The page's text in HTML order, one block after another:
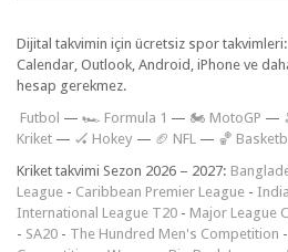
Dijital takvimin için ücretsiz spor
Calendar, Outlook, Android, iPhone ve
hesap gerekmez.
Futbol — 🏎️ Formula 1 — 🏍 MotoGP —
Kriket — 🏑 Hokey — 🏈 NFL — 🏀
Kriket takvimi Sezon 2026 – 2027:
League - Caribbean Premier League -
International League T20 - Major League
- SA20 - The Hundred Men's Competition -